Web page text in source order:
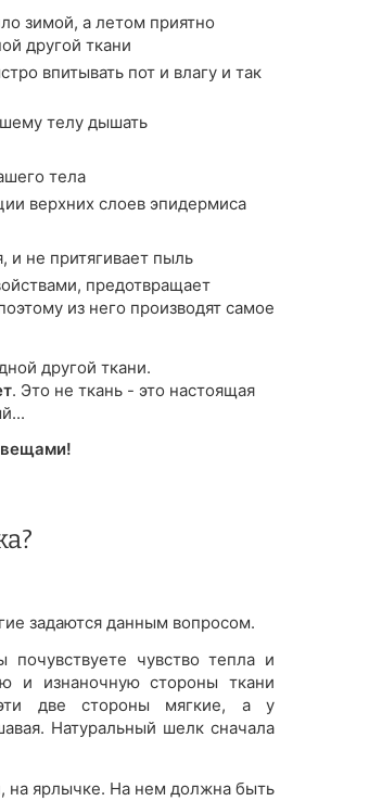
зимой, а летом приятно
другой ткани
впитывать пот и влагу и так
телу дышать
тела
верхних слоев эпидермиса
и не притягивает пыль
предотвращает
из него производят самое
другой ткани.
. Это не ткань - это настоящая
вещами!
задаются данным вопросом.
чувство тепла и
и изнаночную стороны ткани
две стороны мягкие, а у
Натуральный шелк сначала
на ярлычке. На нем должна быть